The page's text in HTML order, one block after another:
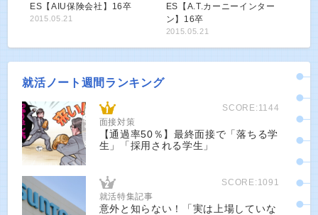
ES【AIU保険会社】16卒
2015.05.21
ES【A.T.カーニーインター
ン】16卒
2015.05.21
就活ノート週間ランキング
SCORE:1144
面接対策
【通過率50％】最終面接で「落ちる学
生」「採用される学生」
SCORE:1091
就活特集記事
意外と知らない！「実は上場していな